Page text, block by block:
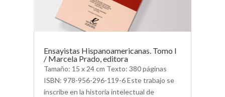
Ensayistas Hispanoamericanas. Tomo I
/ Marcela Prado, editora
Tamaño: 15 x 24 cm Texto: 380 páginas
ISBN: 978-956-296-119-6 Este trabajo se
inscribe en la historia intelectual de